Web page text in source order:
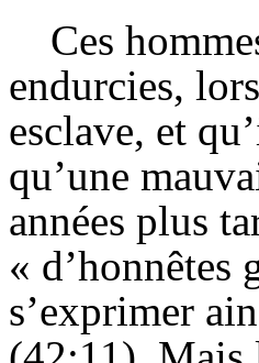
Ces
endurcies,
esclave, et
qu’une
années plus
«
s’exprimer